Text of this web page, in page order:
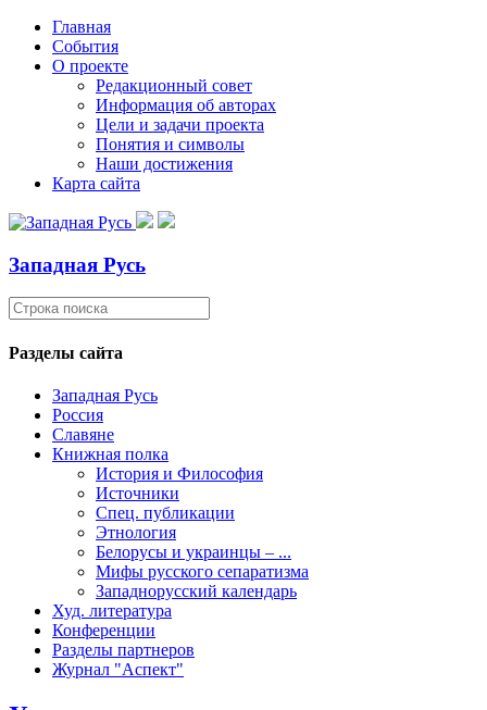
Главная
События
О проекте
Редакционный совет
Информация об авторах
Цели и задачи проекта
Понятия и символы
Наши достижения
Карта сайта
Западная Русь
Разделы сайта
Западная Русь
Россия
Славяне
Книжная полка
История и Философия
Источники
Спец. публикации
Этнология
Белорусы и украинцы – ...
Мифы русского сепаратизма
Западнорусский календарь
Худ. литература
Конференции
Разделы партнеров
Журнал "Аспект"